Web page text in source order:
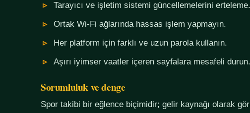
Tarayıcı ve işletim sistemi güncellemelerini erteleme.
Ortak Wi-Fi ağlarında hassas işlem yapmayın.
Her platform için farklı ve uzun parola kullanın.
Aşırı iyimser vaatler içeren sayfalara mesafeli durun.
Sorumluluk ve denge
Spor takibi bir eğlence biçimidir; gelir kaynağı olarak